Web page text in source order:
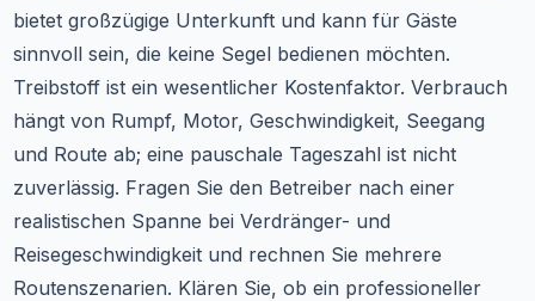
bietet großzügige Unterkunft und kann für Gäste
sinnvoll sein, die keine Segel bedienen möchten.
Treibstoff ist ein wesentlicher Kostenfaktor. Verbrauch
hängt von Rumpf, Motor, Geschwindigkeit, Seegang
und Route ab; eine pauschale Tageszahl ist nicht
zuverlässig. Fragen Sie den Betreiber nach einer
realistischen Spanne bei Verdränger- und
Reisegeschwindigkeit und rechnen Sie mehrere
Routenszenarien. Klären Sie, ob ein professioneller